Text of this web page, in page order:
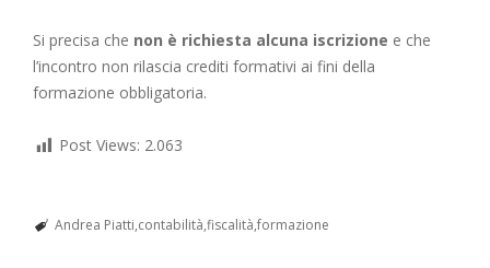
Si precisa che non è richiesta alcuna iscrizione e che
l’incontro non rilascia crediti formativi ai fini della
formazione obbligatoria.
Post Views: 2.063
Andrea Piatti contabilità fiscalità formazione